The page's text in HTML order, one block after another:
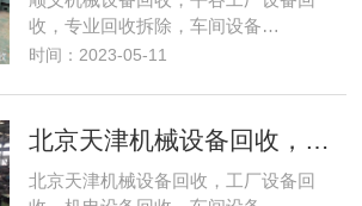
收，专业回收拆除，车间设备…
时间：2023-05-11
北京天津机械设备回收，工厂设备回收，机电设备回收
北京天津机械设备回收，工厂设备回